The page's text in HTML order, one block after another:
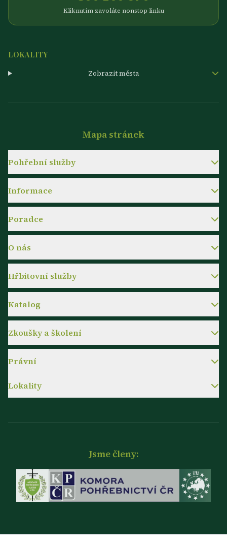
Kliknutím zavoláte nonstop linku
LOKALITY
Zobrazit města
Mapa stránek
Pohřební služby
Informace
Poradce
O nás
Hřbitovní služby
Katalog
Zkoušky a školení
Právní
Lokality
Jsme členy: